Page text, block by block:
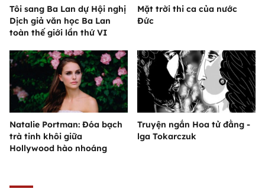
Tôi sang Ba Lan dự Hội nghị
Dịch giả văn học Ba Lan
toàn thế giới lần thứ VI
Mặt trời thi ca của nước
Đức
Natalie Portman: Đóa bạch
trà tinh khôi giữa
Hollywood hào nhoáng
Truyện ngắn Hoa tử đằng -
lga Tokarczuk